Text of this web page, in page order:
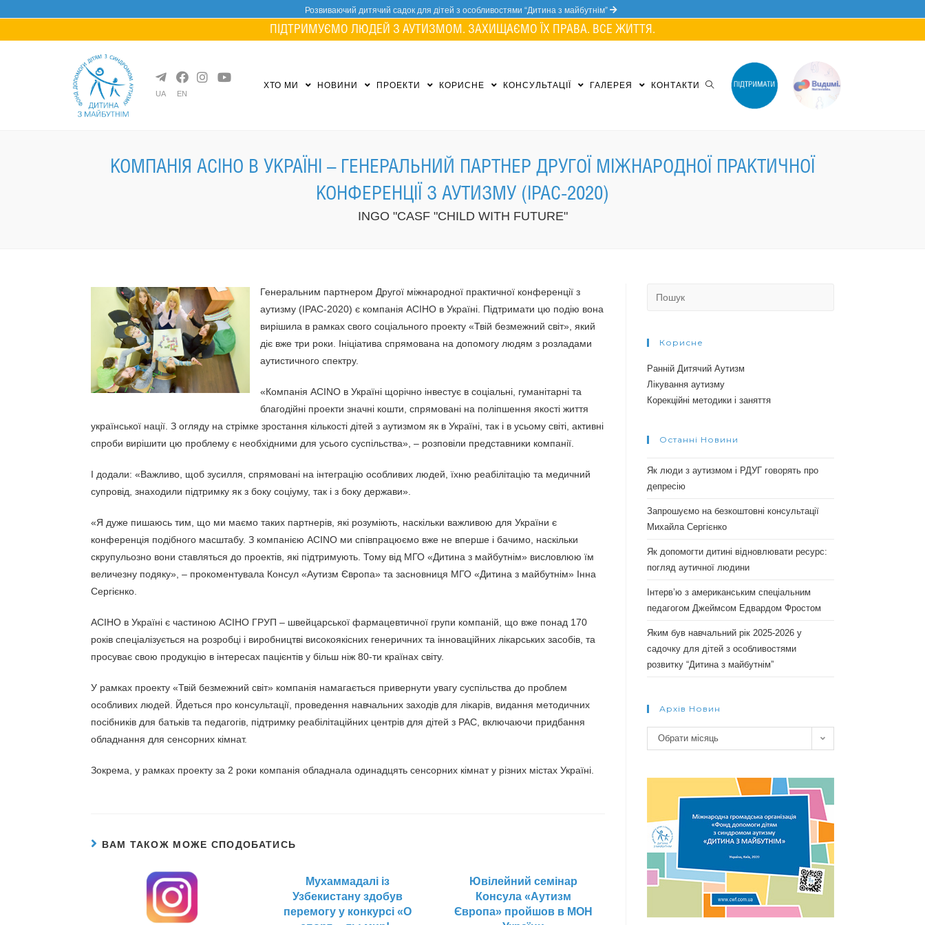
content
Розвиваючий дитячий садок для дітей з особливостями “Дитина з майбутнім”
ПІДТРИМУЄМО ЛЮДЕЙ З АУТИЗМОМ. ЗАХИЩАЄМО ЇХ ПРАВА. ВСЕ ЖИТТЯ.
UA EN
ХТО МИ НОВИНИ ПРОЕКТИ КОРИСНЕ КОНСУЛЬТАЦІЇ ГАЛЕРЕЯ КОНТАКТИ
КОМПАНІЯ АСІНО В УКРАЇНІ – ГЕНЕРАЛЬНИЙ ПАРТНЕР ДРУГОЇ МІЖНАРОДНОЇ ПРАКТИЧНОЇ
КОНФЕРЕНЦІЇ З АУТИЗМУ (IPAC-2020)
INGO "CASF "CHILD WITH FUTURE"
Генеральним партнером Другої міжнародної практичної конференції з
аутизму (IPAC-2020) є компанія АСІНО в Україні. Підтримати цю подію вона
вирішила в рамках свого соціального проекту «Твій безмежний світ», який
діє вже три роки. Ініціатива спрямована на допомогу людям з розладами
аутистичного спектру.
«Компанія ACINO в Україні щорічно інвестує в соціальні, гуманітарні та
благодійні проекти значні кошти, спрямовані на поліпшення якості життя
української нації. З огляду на стрімке зростання кількості дітей з аутизмом як в Україні, так і в усьому світі, активні
спроби вирішити цю проблему є необхідними для усього суспільства», – розповіли представники компанії.
І додали: «Важливо, щоб зусилля, спрямовані на інтеграцію особливих людей, їхню реабілітацію та медичний
супровід, знаходили підтримку як з боку соціуму, так і з боку держави».
«Я дуже пишаюсь тим, що ми маємо таких партнерів, які розуміють, наскільки важливою для України є
конференція подібного масштабу. З компанією ACINO ми співпрацюємо вже не вперше і бачимо, наскільки
скрупульозно вони ставляться до проектів, які підтримують. Тому від МГО «Дитина з майбутнім» висловлюю їм
величезну подяку», – прокоментувала Консул «Аутизм Європа» та засновниця МГО «Дитина з майбутнім» Інна
Сергієнко.
АСІНО в Україні є частиною АСІНО ГРУП – швейцарської фармацевтичної групи компаній, що вже понад 170
років спеціалізується на розробці і виробництві високоякісних генеричних та інноваційних лікарських засобів, та
просуває свою продукцію в інтересах пацієнтів у більш ніж 80-ти країнах світу.
У рамках проекту «Твій безмежний світ» компанія намагається привернути увагу суспільства до проблем
особливих людей. Йдеться про консультації, проведення навчальних заходів для лікарів, видання методичних
посібників для батьків та педагогів, підтримку реабілітаційних центрів для дітей з РАС, включаючи придбання
обладнання для сенсорних кімнат.
Зокрема, у рамках проекту за 2 роки компанія обладнала одинадцять сенсорних кімнат у різних містах Україні.
ВАМ ТАКОЖ МОЖЕ СПОДОБАТИСЬ
Мухаммадалі із
Узбекистану здобув
перемогу у конкурсі «О
Ювілейний семінар
Консула «Аутизм
Європа» пройшов в МОН
Корисне
Ранній Дитячий Аутизм
Лікування аутизму
Корекційні методики і заняття
Останні Новини
Як люди з аутизмом і РДУГ говорять про
депресію
Запрошуємо на безкоштовні консультації
Михайла Сергієнко
Як допомогти дитині відновлювати ресурс:
погляд аутичної людини
Інтерв’ю з американським спеціальним
педагогом Джеймсом Едвардом Фростом
Яким був навчальний рік 2025-2026 у
садочку для дітей з особливостями
розвитку “Дитина з майбутнім”
Архів Новин
Архів
новин
Обрати місяць